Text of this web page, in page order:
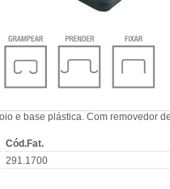
e base plástica. Com removedor
Cód.Fat.
291.1700